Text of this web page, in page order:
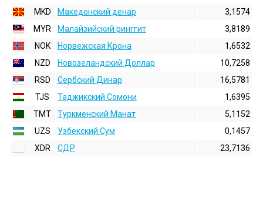
MKD
Македонский денар
3,1574
MYR
Малайзийский ринггит
3,8189
NOK
Норвежская Крона
1,6532
NZD
Новозеландский Доллар
10,7258
RSD
Сербский Динар
16,5781
TJS
Таджикский Сомони
1,6395
TMT
Туркменский Манат
5,1152
UZS
Узбекский Сум
0,1457
XDR
СДР 23,7136